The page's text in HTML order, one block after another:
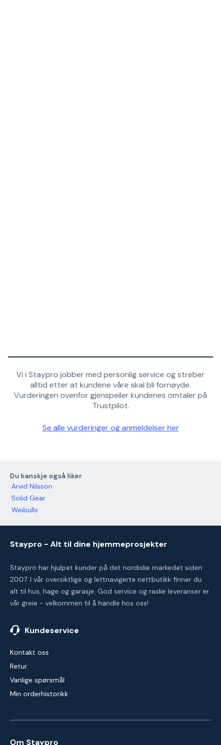
Vi i Staypro jobber med personlig service og streber
alltid etter at kundene våre skal bli fornøyde.
Vurderingen ovenfor gjenspeiler kundenes omtaler på
Trustpilot.
Se alle vurderinger og anmeldelser her
Du kanskje også liker
Arvid Nilsson
Solid Gear
Weibulls
Staypro - Alt til dine hjemmeprosjekter
Staypro har hjulpet kunder på det nordiske markedet siden
2007. I vår oversiktlige og lettnavigerte nettbutikk finner du
alt til hus, hage og garasje. God service og raske leveranser er
vår greie - velkommen til å handle hos oss!
Kundeservice
Kontakt oss
Retur
Vanlige spørsmål
Min orderhistorikk
Om Staypro